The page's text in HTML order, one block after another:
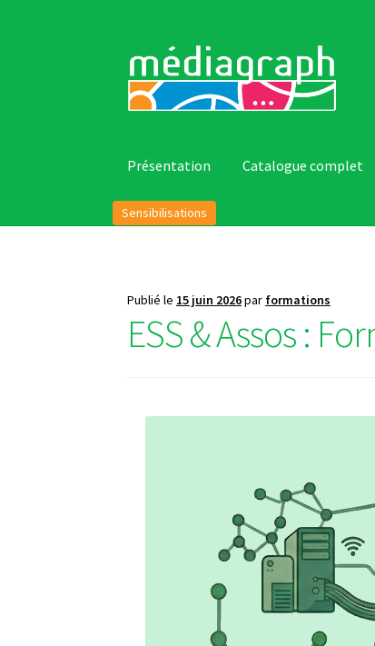
la
navigation
contenu
Présentation Catalogue complet
Sensibilisations
Publié le 15 juin 2026par formations
ESS & Assos :